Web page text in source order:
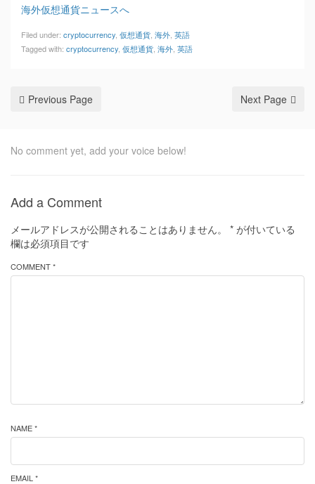
海外仮想通貨ニュースへ
Filed under: cryptocurrency 仮想通貨 海外 英語
Tagged with: cryptocurrency 仮想通貨 海外 英語
Previous Page Next Page
No comment yet, add your voice below!
Add a Comment
メールアドレスが公開されることはありません。 * が付いている
欄は必須項目です
COMMENT *
NAME *
EMAIL *